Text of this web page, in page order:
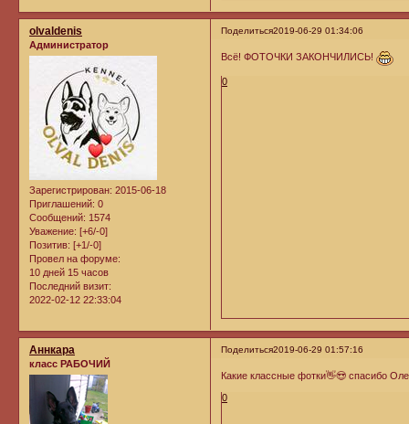
Поделиться2019-06-29 01:34:06
olvaldenis
Администратор
Зарегистрирован: 2015-06-18
Приглашений: 0
Сообщений: 1574
Уважение: [+6/-0]
Позитив: [+1/-0]
Провел на форуме:
10 дней 15 часов
Последний визит:
2022-02-12 22:33:04
Всё! ФОТОЧКИ ЗАКОНЧИЛИСЬ!
0
Поделиться2019-06-29 01:57:16
Аннкара
класс РАБОЧИЙ
Какие классные фотки👋😍 спасибо
0